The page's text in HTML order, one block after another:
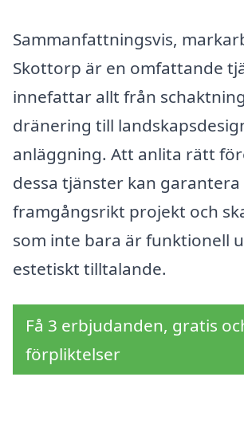
Sammanfattningsvis,
Skottorp är en omfattande
innefattar allt från
dränering till
anläggning. Att anlita rätt
dessa tjänster kan
framgångsrikt projekt och
som inte bara är funktionell
estetiskt tilltalande.
Få 3 erbjudanden, gratis
förpliktelser